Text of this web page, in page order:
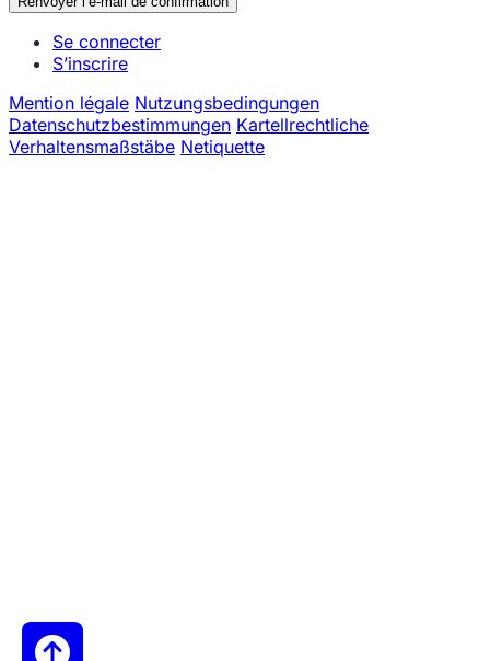
Se connecter
S’inscrire
Mention légale Nutzungsbedingungen
Datenschutzbestimmungen Kartellrechtliche
Verhaltensmaßstäbe Netiquette